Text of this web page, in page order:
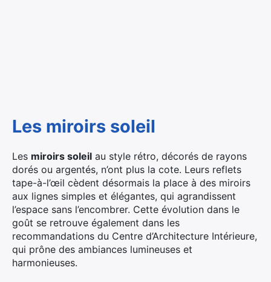
Les miroirs soleil
Les miroirs soleil au style rétro, décorés de rayons
dorés ou argentés, n’ont plus la cote. Leurs reflets
tape-à-l’œil cèdent désormais la place à des miroirs
aux lignes simples et élégantes, qui agrandissent
l’espace sans l’encombrer. Cette évolution dans le
goût se retrouve également dans les
recommandations du Centre d’Architecture Intérieure,
qui prône des ambiances lumineuses et
harmonieuses.